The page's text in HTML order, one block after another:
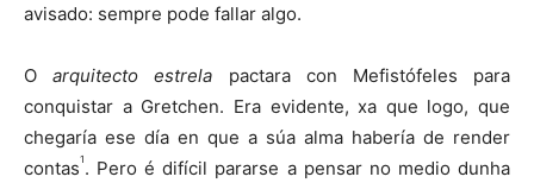
avisado: sempre pode fallar algo.
Oarquitecto estrela pactara con Mefistófeles para
conquistar a Gretchen. Era evidente, xa que logo, que
chegaría ese día en que a súa alma habería de render
contas1 . Pero é difícil pararse a pensar no medio dunha